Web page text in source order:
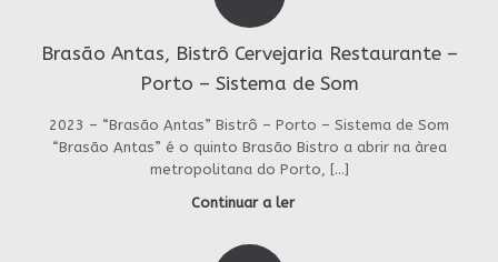
Brasão Antas, Bistrô Cervejaria Restaurante –
Porto – Sistema de Som
2023 – “Brasão Antas” Bistrô – Porto – Sistema de Som
“Brasão Antas” é o quinto Brasão Bistro a abrir na àrea
metropolitana do Porto, […]
Continuar a ler